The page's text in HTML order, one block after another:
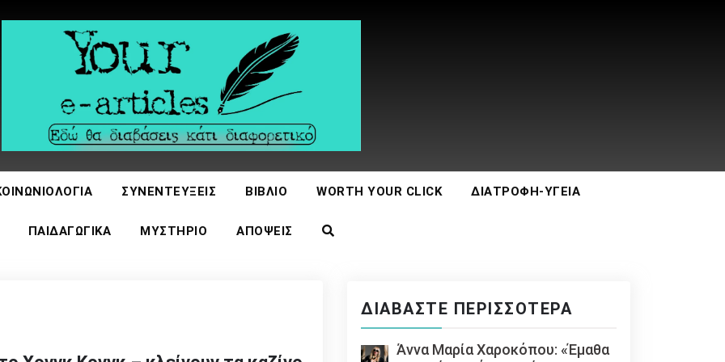
ΣΥΝΕΝΤΕΎΞΕΙΣ ΒΙΒΛΊΟ WORTH YOUR CLICK ΔΙΑΤΡΟΦΉ-ΥΓΕΊΑ
ΠΑΙΔΑΓΩΓΙΚΆ ΜΥΣΤΉΡΙΟ ΑΠΌΨΕΙΣ
ΔΙΑΒΆΣΤΕ ΠΕΡΙΣΣΌΤΕΡΑ
Άννα Μαρία Χαροκόπου: «Έμαθα